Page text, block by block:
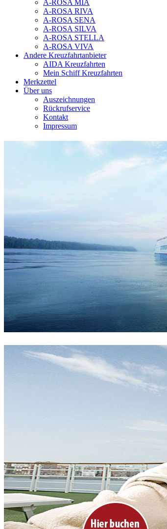
A-ROSA MIA
A-ROSA RIVA
A-ROSA SENA
A-ROSA SILVA
A-ROSA STELLA
A-ROSA VIVA
Andere Kreuzfahrtanbieter
AIDA Kreuzfahrten
Mein Schiff Kreuzfahrten
Merkzettel
Über uns
Auszeichnungen
Rückrufservice
Kontakt
Impressum